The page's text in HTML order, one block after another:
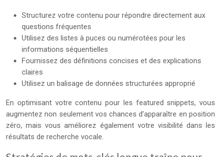
Structurez votre contenu pour répondre directement aux
questions fréquentes
Utilisez des listes à puces ou numérotées pour les
informations séquentielles
Fournissez des définitions concises et des explications
claires
Utilisez un balisage de données structurées approprié
En optimisant votre contenu pour les featured snippets, vous
augmentez non seulement vos chances d’apparaître en position
zéro, mais vous améliorez également votre visibilité dans les
résultats de recherche vocale.